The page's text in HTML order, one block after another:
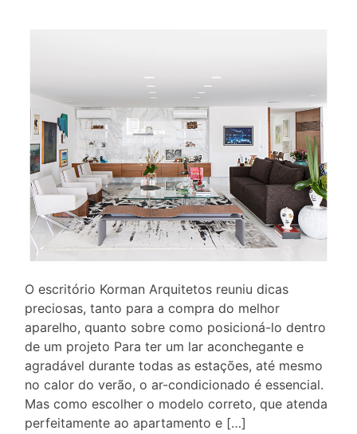
O escritório Korman Arquitetos reuniu dicas
preciosas, tanto para a compra do melhor
aparelho, quanto sobre como posicioná-lo dentro
de um projeto Para ter um lar aconchegante e
agradável durante todas as estações, até mesmo
no calor do verão, o ar-condicionado é essencial.
Mas como escolher o modelo correto, que atenda
perfeitamente ao apartamento e […]